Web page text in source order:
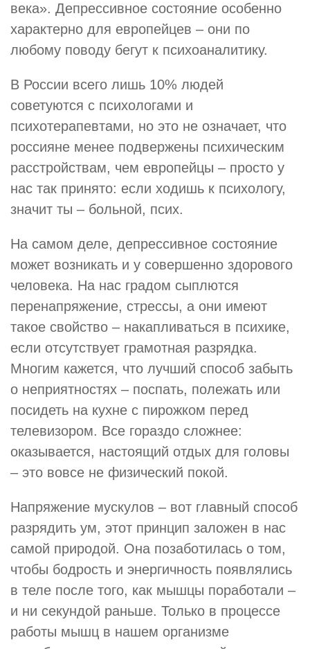
века». Депрессивное состояние особенно
характерно для европейцев – они по
любому поводу бегут к психоаналитику.
В России всего лишь 10% людей
советуются с психологами и
психотерапевтами, но это не означает, что
россияне менее подвержены психическим
расстройствам, чем европейцы – просто у
нас так принято: если ходишь к психологу,
значит ты – больной, псих.
На самом деле, депрессивное состояние
может возникать и у совершенно здорового
человека. На нас градом сыплются
перенапряжение, стрессы, а они имеют
такое свойство – накапливаться в психике,
если отсутствует грамотная разрядка.
Многим кажется, что лучший способ забыть
о неприятностях – поспать, полежать или
посидеть на кухне с пирожком перед
телевизором. Все гораздо сложнее:
оказывается, настоящий отдых для головы
– это вовсе не физический покой.
Напряжение мускулов – вот главный способ
разрядить ум, этот принцип заложен в нас
самой природой. Она позаботилась о том,
чтобы бодрость и энергичность появлялись
в теле после того, как мышцы поработали –
и ни секундой раньше. Только в процессе
работы мышц в нашем организме